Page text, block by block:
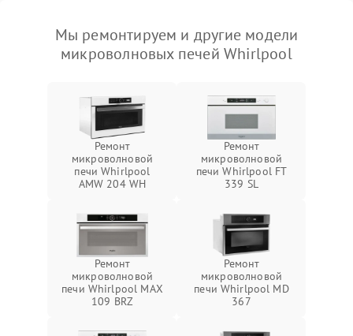
Мы ремонтируем и другие модели
микроволновых печей Whirlpool
Ремонт
микроволновой
печи Whirlpool
AMW 204 WH
Ремонт
микроволновой
печи Whirlpool FT
339 SL
Ремонт
микроволновой
печи Whirlpool MAX
109 BRZ
Ремонт
микроволновой
печи Whirlpool MD
367